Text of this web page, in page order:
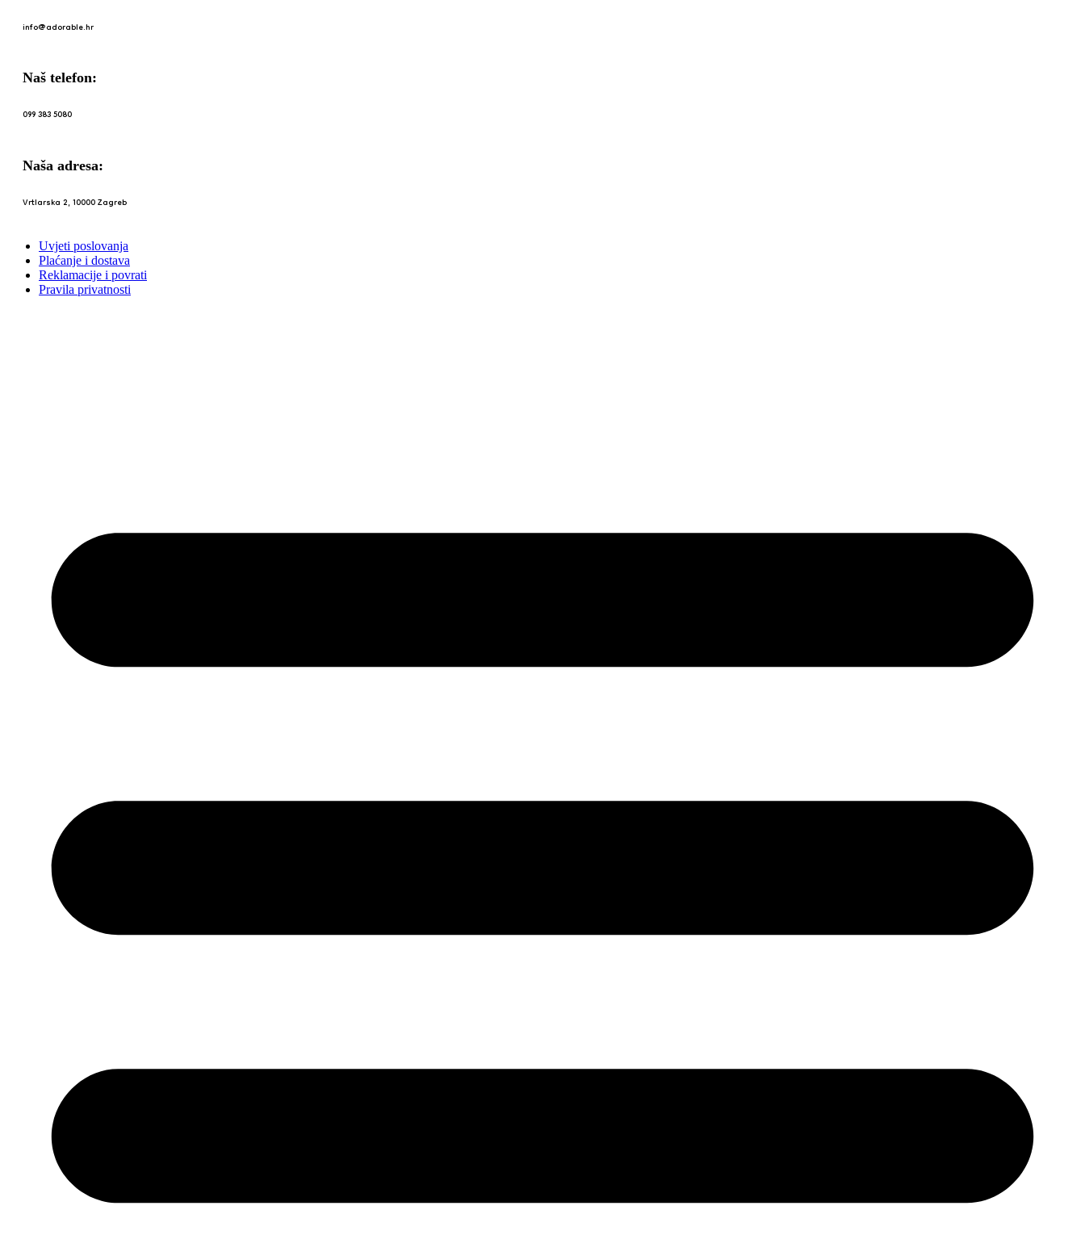
info@adorable.hr
Naš telefon:
099 383 5080
Naša adresa:
Vrtlarska 2, 10000 Zagreb
Uvjeti poslovanja
Plaćanje i dostava
Reklamacije i povrati
Pravila privatnosti